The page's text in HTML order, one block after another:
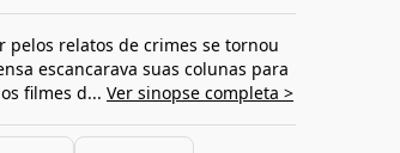
pelos relatos de crimes se tornou
escancarava suas colunas para
filmes d... Ver sinopse completa >